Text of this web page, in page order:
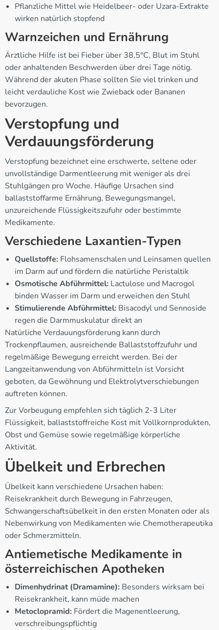
Pflanzliche Mittel wie Heidelbeer- oder Uzara-Extrakte
wirken natürlich stopfend
Warnzeichen und Ernährung
Ärztliche Hilfe ist bei Fieber über 38,5°C, Blut im Stuhl
oder anhaltenden Beschwerden über drei Tage nötig.
Während der akuten Phase sollten Sie viel trinken und
leicht verdauliche Kost wie Zwieback oder Bananen
bevorzugen.
Verstopfung und
Verdauungsförderung
Verstopfung bezeichnet eine erschwerte, seltene oder
unvollständige Darmentleerung mit weniger als drei
Stuhlgängen pro Woche. Häufige Ursachen sind
ballaststoffarme Ernährung, Bewegungsmangel,
unzureichende Flüssigkeitszufuhr oder bestimmte
Medikamente.
Verschiedene Laxantien-Typen
Quellstoffe: Flohsamenschalen und Leinsamen quellen
im Darm auf und fördern die natürliche Peristaltik
Osmotische Abführmittel: Lactulose und Macrogol
binden Wasser im Darm und erweichen den Stuhl
Stimulierende Abführmittel: Bisacodyl und Sennoside
regen die Darmmuskulatur direkt an
Natürliche Verdauungsförderung kann durch
Trockenpflaumen, ausreichende Ballaststoffzufuhr und
regelmäßige Bewegung erreicht werden. Bei der
Langzeitanwendung von Abführmitteln ist Vorsicht
geboten, da Gewöhnung und Elektrolytverschiebungen
auftreten können.
Zur Vorbeugung empfehlen sich täglich 2-3 Liter
Flüssigkeit, ballaststoffreiche Kost mit Vollkornprodukten,
Obst und Gemüse sowie regelmäßige körperliche
Aktivität.
Übelkeit und Erbrechen
Übelkeit kann verschiedene Ursachen haben:
Reisekrankheit durch Bewegung in Fahrzeugen,
Schwangerschaftsübelkeit in den ersten Monaten oder als
Nebenwirkung von Medikamenten wie Chemotherapeutika
oder Schmerzmitteln.
Antiemetische Medikamente in
österreichischen Apotheken
Dimenhydrinat (Dramamine): Besonders wirksam bei
Reisekrankheit, kann müde machen
Metoclopramid: Fördert die Magenentleerung,
verschreibungspflichtig